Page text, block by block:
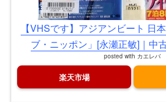
【VHSです】アジアンビート 日
ブ・ニッポン」[永瀬正敏]｜中
posted with カエレバ
楽天市場